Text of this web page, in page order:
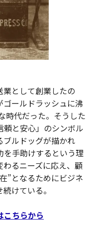
として創業したの
ールドラッシュに沸
時代だった。そうした
頼と安心」のシンボル
ブルドッグが描かれ
を手助けするという理
るニーズに応え、顧
”となるためにビジネ
けている。
ちらから